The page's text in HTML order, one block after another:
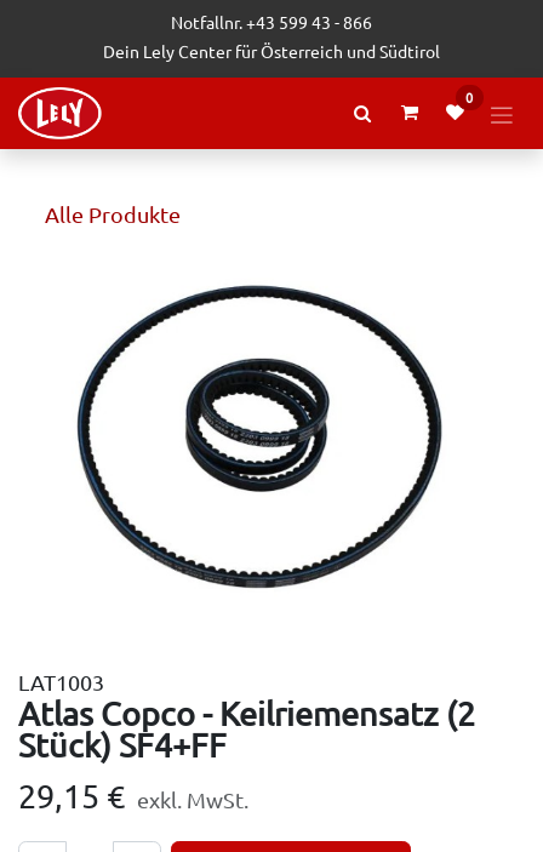
Zum Inhalt springenNotfallnr. +43 599 43 - 866
Dein Lely Center für Österreich und Südtirol
0
Alle Produkte
LAT1003
Atlas Copco - Keilriemensatz (2
Stück) SF4+FF
29,15 € exkl. MwSt.